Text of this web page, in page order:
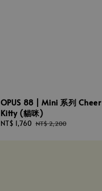
OPUS 88 | Mini 系列 Cheer
Kitty (貓咪)
Sale
NT$ 1,760 Regular
NT$ 2,200